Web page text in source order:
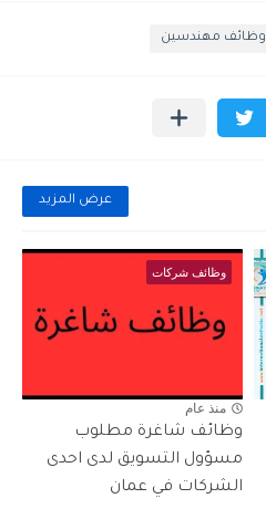
وظائف مهندسين
عرض المزيد
وظائف شركات
منذ عام
وظائف شاغرة مطلوب
مسؤول التسويق لدى احدى
الشركات في عمان